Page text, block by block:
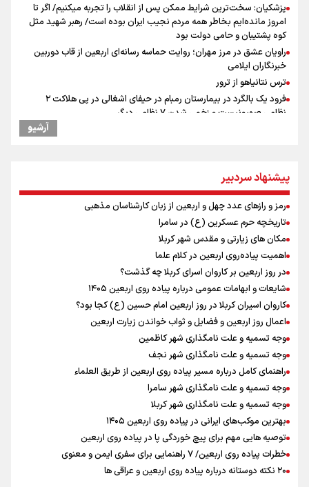
پزشکیان: سخت‌ترین شرایط ممکن پس از انقلاب را تجربه میکنیم/ اگر تا
امروز مانده‌ایم بخاطر همه‌ مردم نجیب ایران بوده است/ رهبر شهید مثل
کوه پشتیبان و حامی دولت بود
راویان عشق در مرز مهران؛ روایت حماسه‌ رسانه‌ای اربعین از قاب دوربین
خبرنگاران ایلامی
ترس نتانیاهو از ترور
فرود یک بالگرد در بیمارستان رمبام در حیفای اشغالی در پی هلاکت ۲
نظامی صهیونیست و زخمی شدن ۷ نظامی دیگر
ارتش صهیونیستی زمین‌های کشاورزی در جنوب لبنان را به آتش کشید
ایران آقای بلامنازع تنگه هرمز
وزیر خارجه مصر: رژیم اسراییل بدون تامین حقوق مشروع مردم فلسطین
امنیت نخواهد داشت
سرپرست خانوار
نشست وزیران خارجه مصر، ترکیه، پاکستان و عربستان با محوریت تحولات
منطقه
فیدان: حماس به تعهدات خود عمل کرد، امّا اسرائیل برنامه‌ای برای صلح
ندارد
ارائه بیش از ۲ میلیون خدمات بهداشتی-درمانی به زائران اربعین
آرشیو
پیشنهاد سردبیر
رمز و رازهای عدد چهل و اربعین از زبان کارشناسان مذهبی
تاریخچه حرم عسکرین (ع) در سامرا
مکان های زیارتی و مقدس شهر کربلا
اهمیت پیاده‌روی اربعین در کلام علما
در روز اربعین بر کاروان اسرای کربلا چه گذشت؟
شایعات و ابهامات عمومی درباره پیاده روی اربعین ۱۴۰۵
کاروان اسیران کربلا در روز اربعین امام حسین (ع) کجا بود؟
اعمال روز اربعین و فضایل و ثواب خواندن زیارت اربعین
وجه تسمیه و علت نامگذاری شهر کاظمین
وجه تسمیه و علت نامگذاری شهر نجف
راهنمای کامل درباره مسیر پیاده روی اربعین از طریق العلماء
وجه تسمیه و علت نامگذاری شهر سامرا
وجه تسمیه و علت نامگذاری شهر کربلا
بهترین موکب‌های ایرانی در پیاده روی اربعین ۱۴۰۵
توصیه هایی مهم برای پیچ خوردگی پا در پیاده روی اربعین
خطرات پیاده روی اربعین/ ۷ راهنمایی برای سفری ایمن و معنوی
۲۰ نکته دوستانه درباره پیاده روی اربعین و عراقی ها